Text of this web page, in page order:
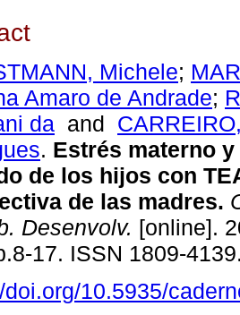
Michele;
Amaro de Andrade;
da and
. Estrés materno
de los hijos con
de las madres.
Desenvolv. [online].
17. ISSN 1809-
doi.org/10.5935/